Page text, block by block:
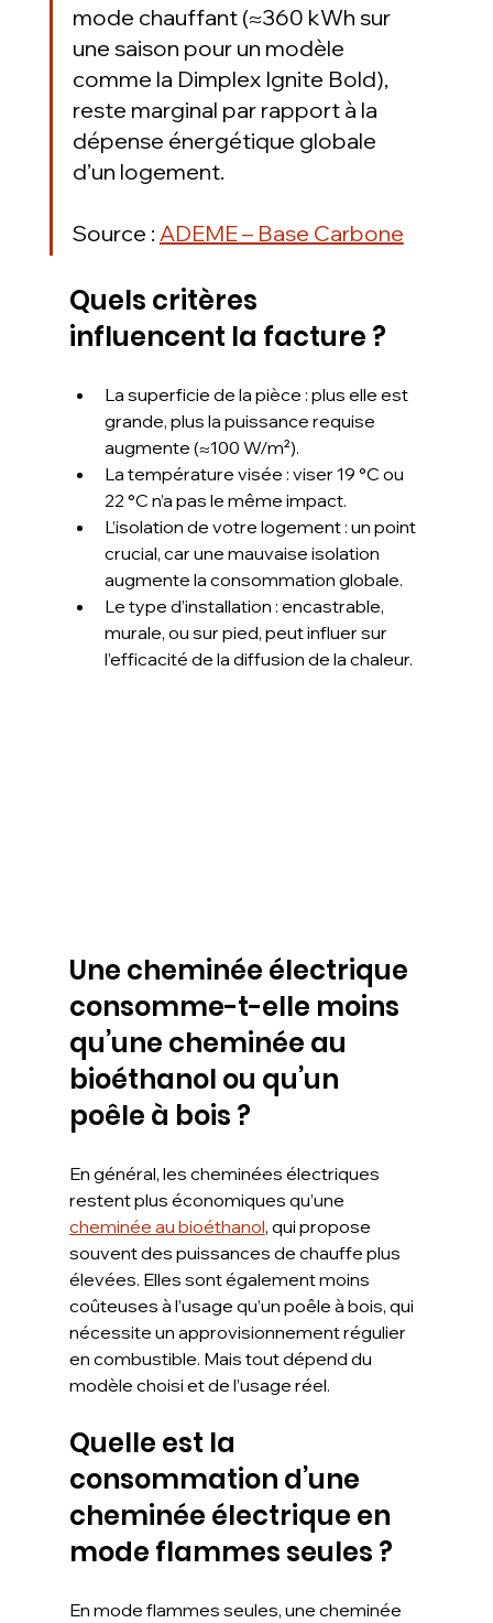
mode chauffant (≈360 kWh sur
une saison pour un modèle
comme la Dimplex Ignite Bold),
reste marginal par rapport à la
dépense énergétique globale
d’un logement.
Source : ADEME – Base Carbone
Quels critères
influencent la facture ?
La superficie de la pièce : plus elle est
grande, plus la puissance requise
augmente (≈100 W/m²).
La température visée : viser 19 °C ou
22 °C n’a pas le même impact.
L’isolation de votre logement : un point
crucial, car une mauvaise isolation
augmente la consommation globale.
Le type d’installation : encastrable,
murale, ou sur pied, peut influer sur
l’efficacité de la diffusion de la chaleur.
Une cheminée électrique
consomme-t-elle moins
qu’une cheminée au
bioéthanol ou qu’un
poêle à bois ?
En général, les cheminées électriques
restent plus économiques qu’une
cheminée au bioéthanol, qui propose
souvent des puissances de chauffe plus
élevées. Elles sont également moins
coûteuses à l’usage qu’un poêle à bois, qui
nécessite un approvisionnement régulier
en combustible. Mais tout dépend du
modèle choisi et de l’usage réel.
Quelle est la
consommation d’une
cheminée électrique en
mode flammes seules ?
En mode flammes seules, une cheminée